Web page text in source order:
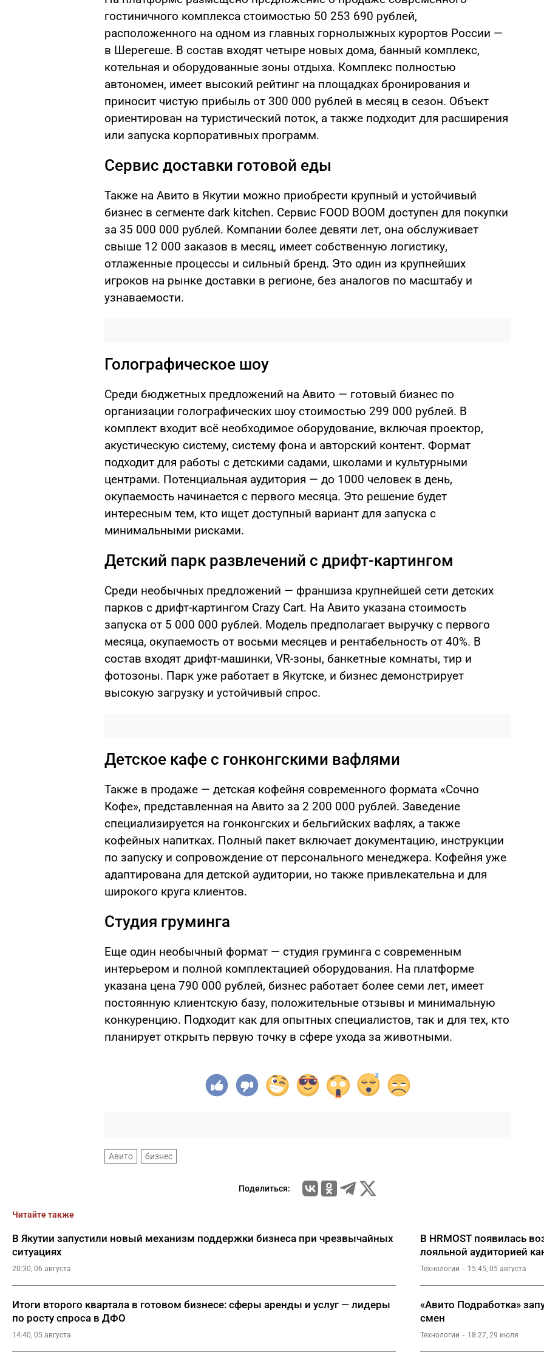
гостиничного комплекса стоимостью 50 253 690 рублей,
расположенного на одном из главных горнолыжных курортов России —
в Шерегеше. В состав входят четыре новых дома, банный комплекс,
котельная и оборудованные зоны отдыха. Комплекс полностью
автономен, имеет высокий рейтинг на площадках бронирования и
приносит чистую прибыль от 300 000 рублей в месяц в сезон. Объект
ориентирован на туристический поток, а также подходит для расширения
или запуска корпоративных программ.
Сервис доставки готовой еды
Также на Авито в Якутии можно приобрести крупный и устойчивый
бизнес в сегменте dark kitchen. Сервис FOОD ВООМ доступен для покупки
за 35 000 000 рублей. Компании более девяти лет, она обслуживает
свыше 12 000 заказов в месяц, имеет собственную логистику,
отлаженные процессы и сильный бренд. Это один из крупнейших
игроков на рынке доставки в регионе, без аналогов по масштабу и
узнаваемости.
Голографическое шоу
Среди бюджетных предложений на Авито — готовый бизнес по
организации голографических шоу стоимостью 299 000 рублей. В
комплект входит всё необходимое оборудование, включая проектор,
акустическую систему, систему фона и авторский контент. Формат
подходит для работы с детскими садами, школами и культурными
центрами. Потенциальная аудитория — до 1000 человек в день,
окупаемость начинается с первого месяца. Это решение будет
интересным тем, кто ищет доступный вариант для запуска с
минимальными рисками.
Детский парк развлечений с дрифт-картингом
Среди необычных предложений — франшиза крупнейшей сети детских
парков с дрифт-картингом Crazy Cart. На Авито указана стоимость
запуска от 5 000 000 рублей. Модель предполагает выручку с первого
месяца, окупаемость от восьми месяцев и рентабельность от 40%. В
состав входят дрифт-машинки, VR-зоны, банкетные комнаты, тир и
фотозоны. Парк уже работает в Якутске, и бизнес демонстрирует
высокую загрузку и устойчивый спрос.
Детское кафе с гонконгскими вафлями
Также в продаже — детская кофейня современного формата «Сочно
Кофе», представленная на Авито за 2 200 000 рублей. Заведение
специализируется на гонконгских и бельгийских вафлях, а также
кофейных напитках. Полный пакет включает документацию, инструкции
по запуску и сопровождение от персонального менеджера. Кофейня уже
адаптирована для детской аудитории, но также привлекательна и для
широкого круга клиентов.
Студия груминга
Еще один необычный формат — студия груминга с современным
интерьером и полной комплектацией оборудования. На платформе
указана цена 790 000 рублей, бизнес работает более семи лет, имеет
постоянную клиентскую базу, положительные отзывы и минимальную
конкуренцию. Подходит как для опытных специалистов, так и для тех, кто
планирует открыть первую точку в сфере ухода за животными.
Авито бизнес
Поделиться:
Читайте также
В Якутии запустили новый механизм поддержки бизнеса при чрезвычайных
ситуациях
20:30, 06 августа
В HRMOST появилась
лояльной аудиторией
Технологии 15:45, 05 августа
Итоги второго квартала в готовом бизнесе: сферы аренды и услуг — лидеры
по росту спроса в ДФО
14:40, 05 августа
«Авито Подработка»
смен
Технологии 18:27, 29 июля